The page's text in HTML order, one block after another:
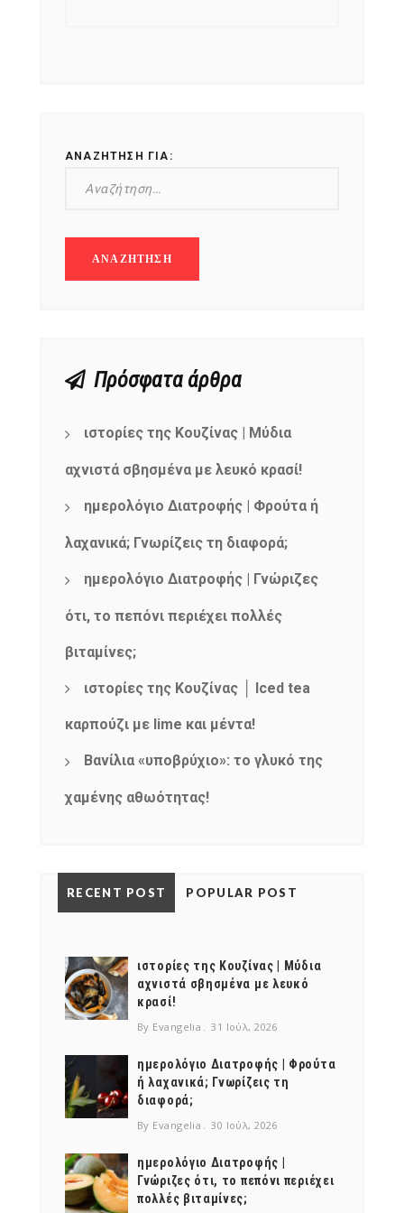
ΑΝΑΖΉΤΗΣΗ ΓΙΑ:
Πρόσφατα άρθρα
ιστορίες της Κουζίνας | Μύδια
αχνιστά σβησμένα με λευκό κρασί!
ημερολόγιο Διατροφής | Φρούτα ή
λαχανικά; Γνωρίζεις τη διαφορά;
ημερολόγιο Διατροφής | Γνώριζες
ότι, το πεπόνι περιέχει πολλές
βιταμίνες;
ιστορίες της Κουζίνας │ Iced tea
καρπούζι με lime και μέντα!
Βανίλια «υποβρύχιο»: το γλυκό της
χαμένης αθωότητας!
RECENT POST POPULAR POST
ιστορίες της Κουζίνας | Μύδια
αχνιστά σβησμένα με λευκό
κρασί!
By Evangelia 31 Ιούλ, 2026
ημερολόγιο Διατροφής | Φρούτα
ή λαχανικά; Γνωρίζεις τη
διαφορά;
By Evangelia 30 Ιούλ, 2026
ημερολόγιο Διατροφής |
Γνώριζες ότι, το πεπόνι περιέχει
πολλές βιταμίνες;